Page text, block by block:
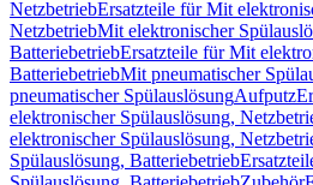
NetzbetriebErsatzteile für Mit
NetzbetriebMit elektronischer
BatteriebetriebErsatzteile für Mit
BatteriebetriebMit pneumatischer
pneumatischer SpülauslösungAufputz
elektronischer Spülauslösung,
elektronischer Spülauslösung,
Spülauslösung, Batteriebetrieb